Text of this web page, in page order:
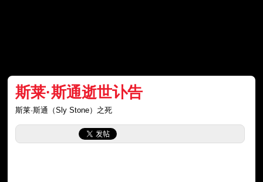
斯莱·斯通逝世讣告
斯莱·斯通（Sly Stone）之死